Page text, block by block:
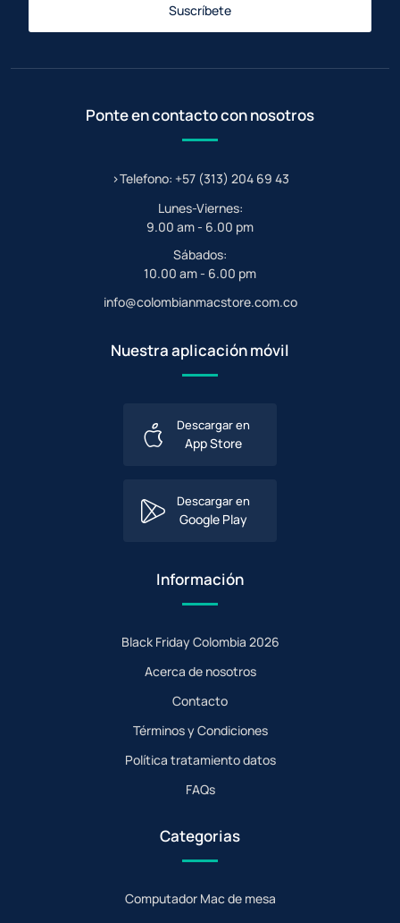
Suscríbete
Ponte en contacto con nosotros
>Telefono: +57 (313) 204 69 43
Lunes-Viernes:
9.00 am - 6.00 pm
Sábados:
10.00 am - 6.00 pm
info@colombianmacstore.com.co
Nuestra aplicación móvil
Descargar en
App Store
Descargar en
Google Play
Información
Black Friday Colombia 2026
Acerca de nosotros
Contacto
Términos y Condiciones
Política tratamiento datos
FAQs
Categorias
Computador Mac de mesa